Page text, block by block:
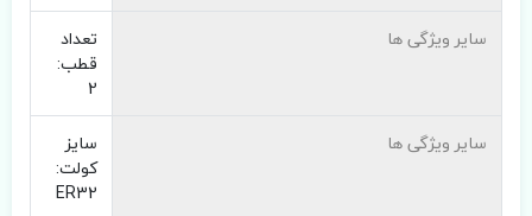
سایر ویژگی ها
تعداد
قطب:
2
سایر ویژگی ها
سایز
کولت:
ER32